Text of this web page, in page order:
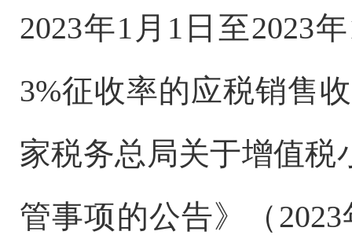
2023年1月1日至2023
3%征收率的应税销售
家税务总局关于增值
管事项的公告》（